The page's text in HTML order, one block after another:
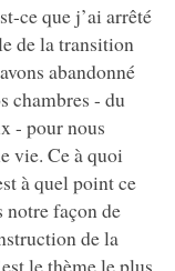
ce que j’ai arrêté
de la transition
abandonné
chambres - du
- pour nous
vie. Ce à quoi
à quel point ce
notre façon de
de la
le thème le plus